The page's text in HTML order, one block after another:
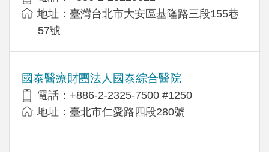
地址：臺灣台北市大安區基隆路三段155巷
57號
國泰醫療財團法人國泰綜合醫院
電話：+886-2-2325-7500 #1250
地址：臺北市仁愛路四段280號